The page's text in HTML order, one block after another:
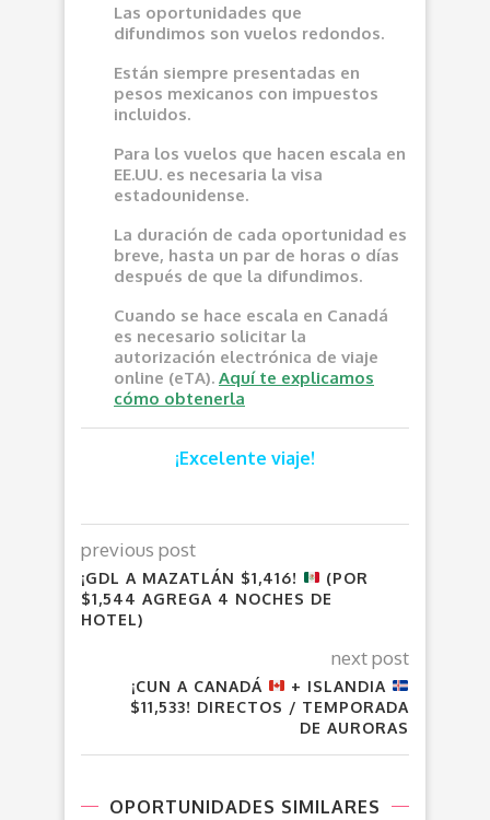
Las oportunidades que
difundimos son vuelos redondos.
Están siempre presentadas en
pesos mexicanos con impuestos
incluidos.
Para los vuelos que hacen escala en
EE.UU. es necesaria la visa
estadounidense.
La duración de cada oportunidad es
breve, hasta un par de horas o días
después de que la difundimos.
Cuando se hace escala en Canadá
es necesario solicitar la
autorización electrónica de viaje
online (eTA). Aquí te explicamos
cómo obtenerla
¡Excelente viaje!
previous post
¡GDL A MAZATLÁN $1,416!
(POR
$1,544 AGREGA 4 NOCHES DE
HOTEL)
next post
¡CUN A CANADÁ
+ ISLANDIA
$11,533! DIRECTOS / TEMPORADA
DE AURORAS
OPORTUNIDADES SIMILARES